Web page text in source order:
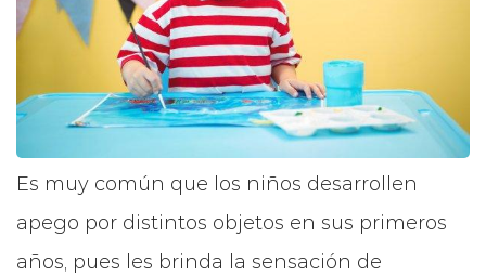
Es muy común que los niños desarrollen
apego por distintos objetos en sus primeros
años, pues les brinda la sensación de